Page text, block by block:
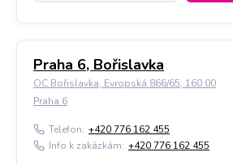
Praha 6, Bořislavka
OC Bořislavka, Evropská 866/65, 160 00
Praha 6
Telefon: +420 776 162 455
Info k zakázkám: +420 776 162 455